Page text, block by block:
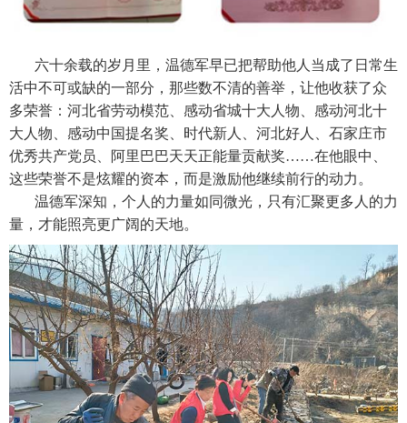
六十余载的岁月里，温德军早已把帮助他人当成了日常生
活中不可或缺的一部分，那些数不清的善举，让他收获了众
多荣誉：河北省劳动模范、感动省城十大人物、感动河北十
大人物、感动中国提名奖、时代新人、河北好人、石家庄市
优秀共产党员、阿里巴巴天天正能量贡献奖……在他眼中、
这些荣誉不是炫耀的资本，而是激励他继续前行的动力。
温德军深知，个人的力量如同微光，只有汇聚更多人的力
量，才能照亮更广阔的天地。